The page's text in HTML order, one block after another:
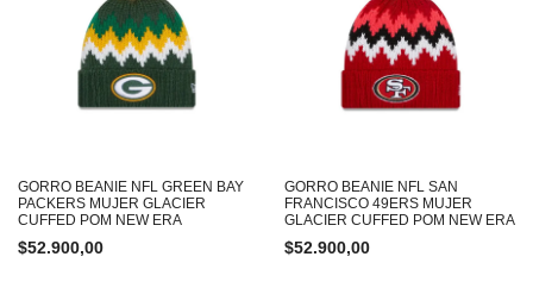
GORRO BEANIE NFL GREEN BAY
PACKERS MUJER GLACIER
CUFFED POM NEW ERA
$52.900,00
GORRO BEANIE NFL SAN
FRANCISCO 49ERS MUJER
GLACIER CUFFED POM NEW ERA
$52.900,00